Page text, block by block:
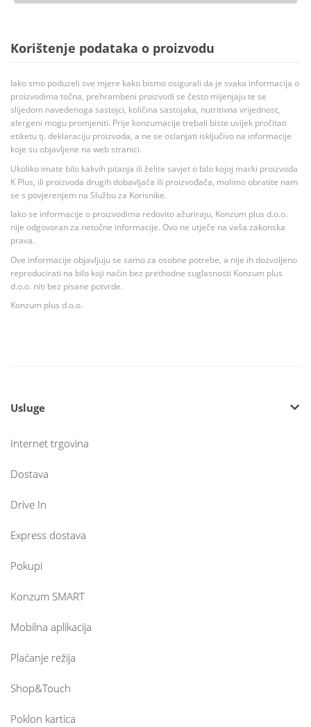
Korištenje podataka o proizvodu
Iako smo poduzeli sve mjere kako bismo osigurali da je svaka informacija o
proizvodima točna, prehrambeni proizvodi se često mijenjaju te se
slijedom navedenoga sastojci, količina sastojaka, nutritivna vrijednost,
alergeni mogu promjeniti. Prije konzumacije trebali biste uvijek pročitati
etiketu tj. deklaraciju proizvoda, a ne se oslanjati isključivo na informacije
koje su objavljene na web stranici.
Ukoliko imate bilo kakvih pitanja ili želite savjet o bilo kojoj marki proizvoda
K Plus, ili proizvoda drugih dobavljača ili proizvođača, molimo obratite nam
se s povjerenjem na Službu za Korisnike.
Iako se informacije o proizvodima redovito ažuriraju, Konzum plus d.o.o.
nije odgovoran za netočne informacije. Ovo ne utječe na vaša zakonska
prava.
Ove informacije objavljuju se samo za osobne potrebe, a nije ih dozvoljeno
reproducirati na bilo koji način bez prethodne suglasnosti Konzum plus
d.o.o. niti bez pisane potvrde.
Konzum plus d.o.o.
Usluge
Internet trgovina
Dostava
Drive In
Express dostava
Pokupi
Konzum SMART
Mobilna aplikacija
Plaćanje režija
Shop&Touch
Poklon kartica